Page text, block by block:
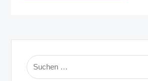
Suche
nach: